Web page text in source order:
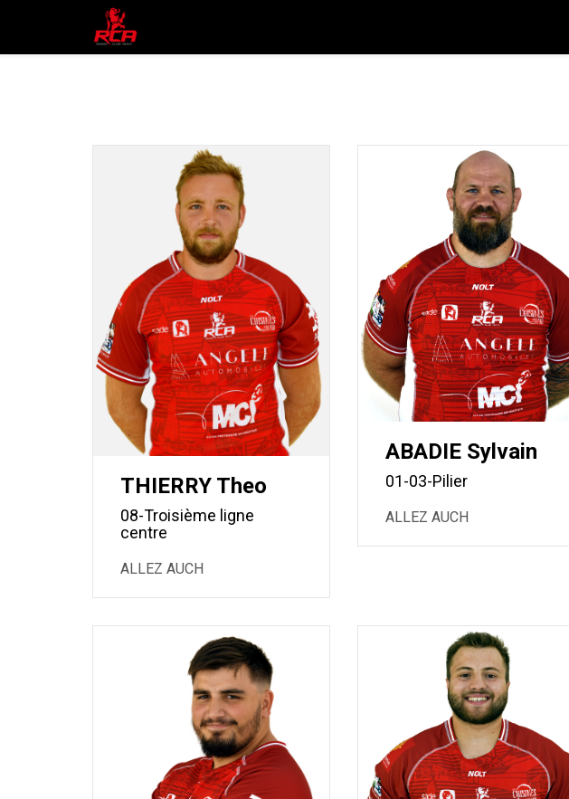
THIERRY Theo
08-Troisième ligne
centre
ALLEZ AUCH
ABADIE Sylvain
01-03-Pilier
ALLEZ AUCH